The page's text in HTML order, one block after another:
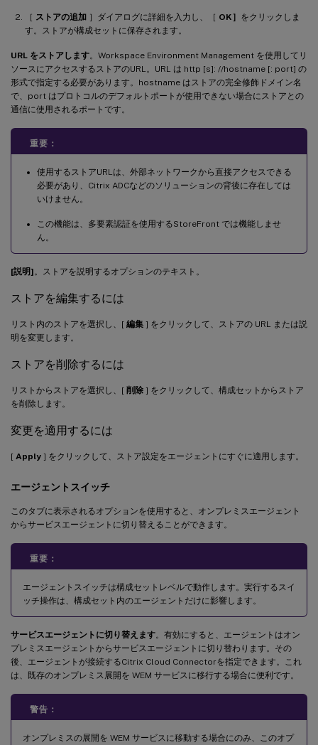
［ ストアの追加 ］ダイアログに詳細を入力し、［ OK］ をクリックしま
す。ストアが構成セットに保存されます。
URL をストアします。Workspace Environment Management を使用してリ
ソースにアクセスするストアのURL。URL は http [s]: //hostname [: port] の
形式で指定する必要があります。hostname はストアの完全修飾ドメイン名
で、port はプロトコルのデフォルトポートが使用できない場合にストアとの
通信に使用されるポートです。
重要：
使用するストアURLは、外部ネットワークから直接アクセスできる
必要があり、Citrix ADCなどのソリューションの背後に存在しては
いけません。
この機能は、多要素認証を使用するStoreFront では機能しませ
ん。
[説明] 。ストアを説明するオプションのテキスト。
ストアを編集するには
リスト内のストアを選択し、[ 編集 ] をクリックして、ストアの URL または説
明を変更します。
ストアを削除するには
リストからストアを選択し、[ 削除 ] をクリックして、構成セットからストア
を削除します。
変更を適用するには
[ Apply ] をクリックして、ストア設定をエージェントにすぐに適用します。
エージェントスイッチ
このタブに表示されるオプションを使用すると、オンプレミスエージェント
からサービスエージェントに切り替えることができます。
重要：
エージェントスイッチは構成セットレベルで動作します。実行するスイ
ッチ操作は、構成セット内のエージェントだけに影響します。
サービスエージェントに切り替えます。有効にすると、エージェントはオン
プレミスエージェントからサービスエージェントに切り替わります。その
後、エージェントが接続するCitrix Cloud Connectorを指定できます。これ
は、既存のオンプレミス展開を WEM サービスに移行する場合に便利です。
警告：
オンプレミスの展開を WEM サービスに移動する場合にのみ、このオプ